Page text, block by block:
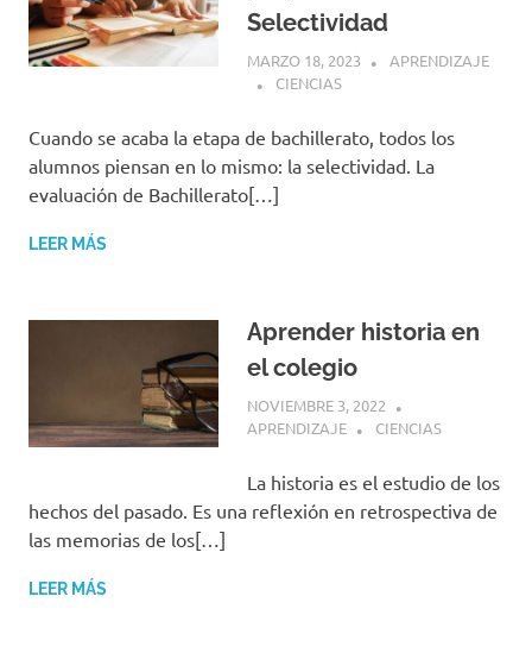
Selectividad
MARZO 18, 2023
APRENDIZAJE
CIENCIAS
Cuando se acaba la etapa de bachillerato, todos los
alumnos piensan en lo mismo: la selectividad. La
evaluación de Bachillerato[…]
LEER MÁS
Aprender historia en
el colegio
NOVIEMBRE 3, 2022
APRENDIZAJE
CIENCIAS
La historia es el estudio de los
hechos del pasado. Es una reflexión en retrospectiva de
las memorias de los[…]
LEER MÁS